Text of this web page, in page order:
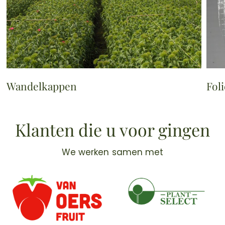
Wandelkappen
Klanten die u voor gingen
We werken samen met